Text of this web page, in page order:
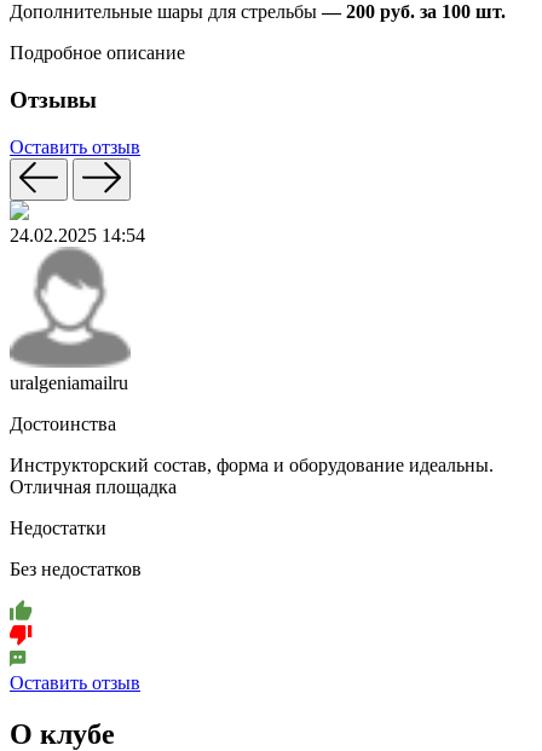
Дополнительные шары для стрельбы— 200 руб. за 100 шт.
Подробное описание
Отзывы
Оставить отзыв
24.02.2025 14:54
uralgeniamailru
Достоинства
Инструкторский состав, форма и оборудование идеальны.
Отличная площадка
Недостатки
Без недостатков
Оставить отзыв
О клубе